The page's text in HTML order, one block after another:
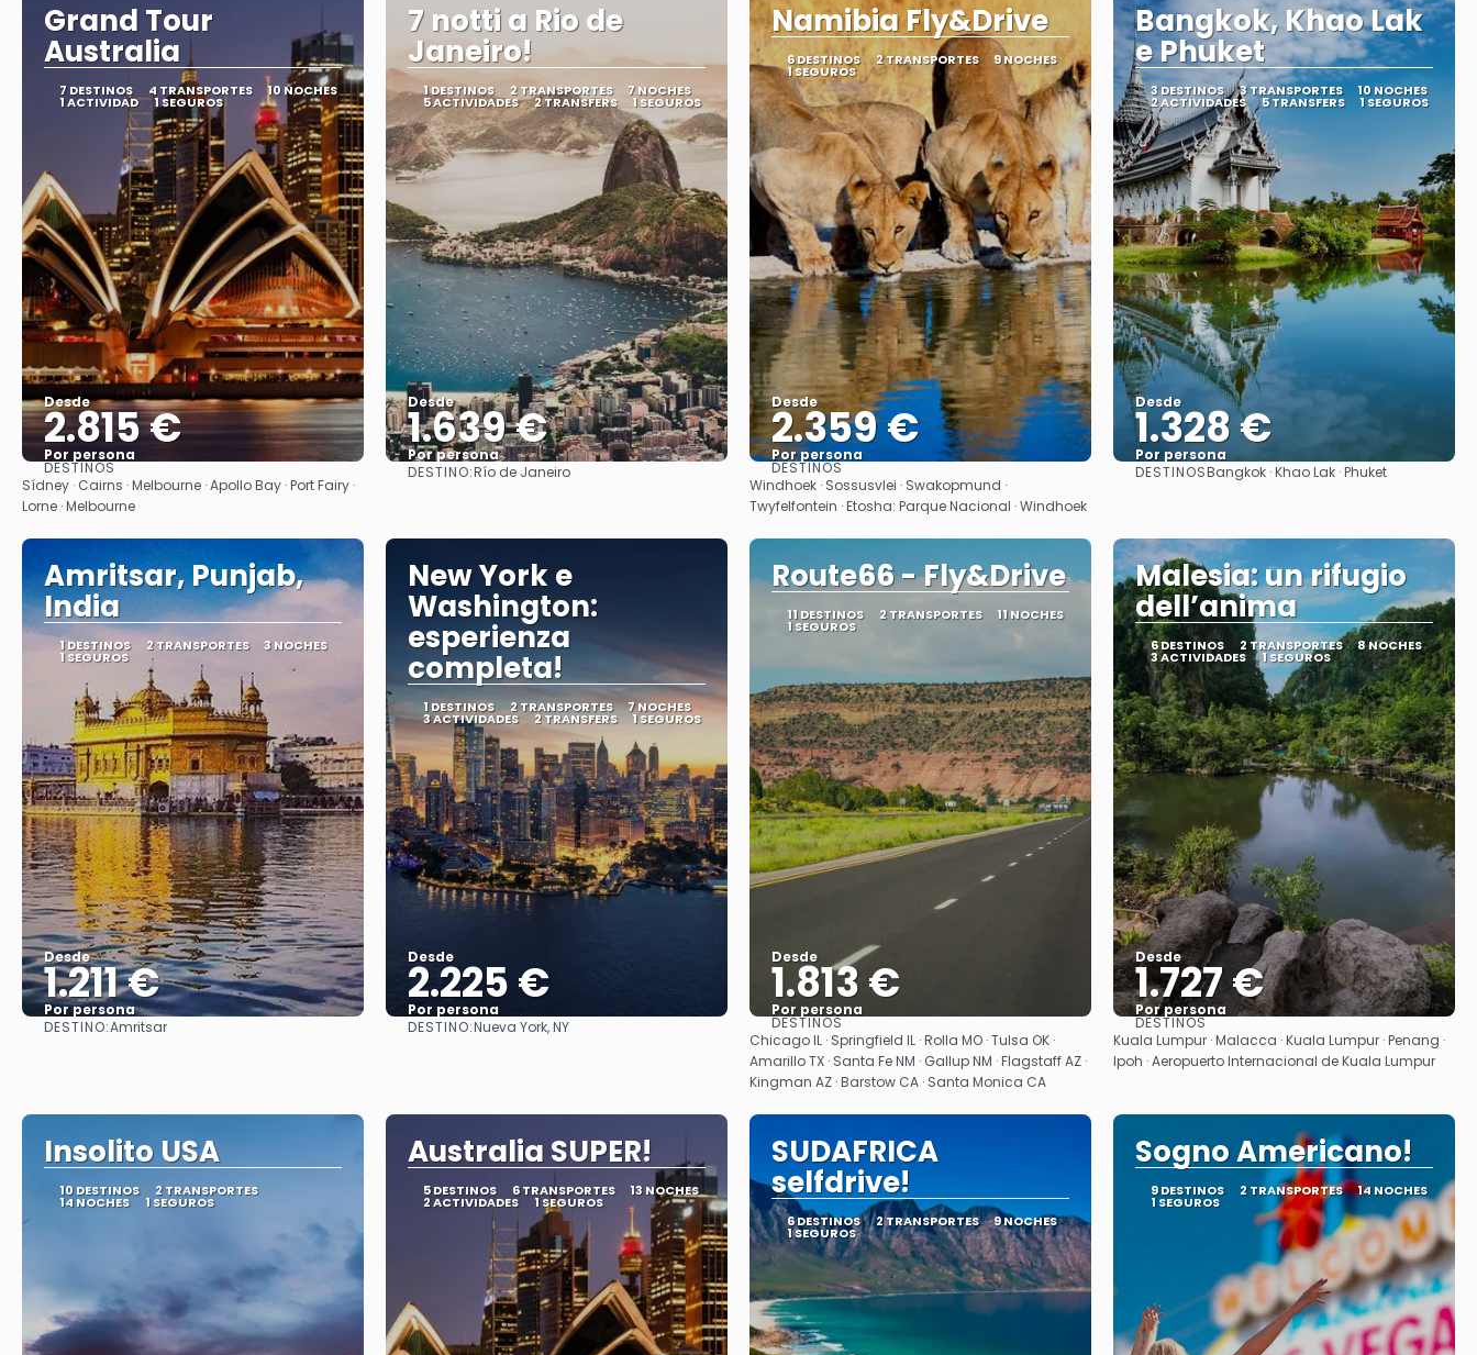
Grand Tour
Australia
7 DESTINOS 4 TRANSPORTES 10 NOCHES
1 ACTIVIDAD 1 SEGUROS
Desde
2.815 €
Por persona
Ver
DESTINOS
Sídney · Cairns · Melbourne · Apollo Bay · Port Fairy ·
Lorne · Melbourne
7 notti a Rio de
Janeiro!
1 DESTINOS 2 TRANSPORTES 7 NOCHES
5 ACTIVIDADES 2 TRANSFERS 1 SEGUROS
Desde
1.639 €
Por persona
Ver
DESTINO:Río de Janeiro
Namibia Fly&Drive
6 DESTINOS 2 TRANSPORTES 9 NOCHES
1 SEGUROS
Desde
2.359 €
Por persona
Ver
DESTINOS
Windhoek · Sossusvlei · Swakopmund ·
Twyfelfontein · Etosha: Parque Nacional · Windhoek
Bangkok, Khao Lak
e Phuket
3 DESTINOS 3 TRANSPORTES 10 NOCHES
2 ACTIVIDADES 5 TRANSFERS 1 SEGUROS
Desde
1.328 €
Por persona
Ver
DESTINOSBangkok · Khao Lak · Phuket
Amritsar, Punjab,
India
1 DESTINOS 2 TRANSPORTES 3 NOCHES
1 SEGUROS
Desde
1.211 €
Por persona
DESTINO:Amritsar
New York e
Washington:
esperienza
completa!
1 DESTINOS 2 TRANSPORTES 7 NOCHES
3 ACTIVIDADES 2 TRANSFERS 1 SEGUROS
Desde
2.225 €
Por persona
Ver
DESTINO:Nueva York, NY
Route66 - Fly&Drive
11 DESTINOS 2 TRANSPORTES 11 NOCHES
1 SEGUROS
Desde
1.813 €
Por persona
Ver
DESTINOS
Chicago IL · Springfield IL · Rolla MO · Tulsa OK ·
Amarillo TX · Santa Fe NM · Gallup NM · Flagstaff AZ ·
Kingman AZ · Barstow CA · Santa Monica CA
Malesia: un rifugio
dell’anima
6 DESTINOS 2 TRANSPORTES 8 NOCHES
3 ACTIVIDADES 1 SEGUROS
Desde
1.727 €
Por persona
Ver
DESTINOS
Kuala Lumpur · Malacca · Kuala Lumpur · Penang ·
Ipoh · Aeropuerto Internacional de Kuala Lumpur
Insolito USA
10 DESTINOS 2 TRANSPORTES
14 NOCHES 1 SEGUROS
Australia SUPER!
5 DESTINOS 6 TRANSPORTES 13 NOCHES
2 ACTIVIDADES 1 SEGUROS
SUDAFRICA
selfdrive!
6 DESTINOS 2 TRANSPORTES 9 NOCHES
1 SEGUROS
Sogno Americano!
9 DESTINOS 2 TRANSPORTES 14 NOCHES
1 SEGUROS